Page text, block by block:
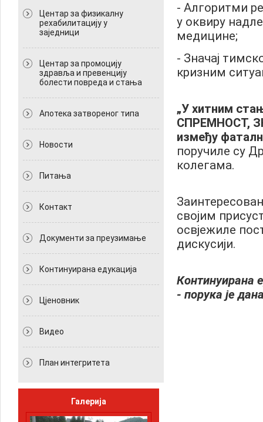
Центар за физикалну
рехабилитацију у
заједници
Центар за промоцију
здравља и превенцију
болести повреда и стања
Апотека затвореног типа
Новости
Питања
Контакт
Документи за преузимање
Континуирана едукација
Цјеновник
Видео
План интегритета
Галерија
- Алгоритми
у оквиру
медицине;
- Значај
кризним
„У хитним
СПРЕМНОСТ,
између
поручиле су
колегама.
својим
освјежиле
дискусији.
Континуирана
- порука је